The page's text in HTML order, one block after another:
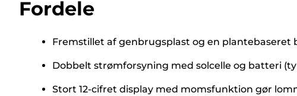
Fordele
Fremstillet af genbrugsplast og en
Dobbelt strømforsyning med solcelle og batteri
Stort 12-cifret display med momsfunktion gør